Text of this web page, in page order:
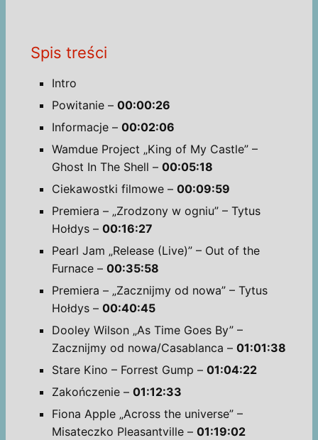
Spis treści
Intro
Powitanie – 00:00:26
Informacje – 00:02:06
Wamdue Project „King of My Castle” –
Ghost In The Shell – 00:05:18
Ciekawostki filmowe – 00:09:59
Premiera – „Zrodzony w ogniu” – Tytus
Hołdys – 00:16:27
Pearl Jam „Release (Live)” – Out of the
Furnace – 00:35:58
Premiera – „Zacznijmy od nowa” – Tytus
Hołdys – 00:40:45
Dooley Wilson „As Time Goes By” –
Zacznijmy od nowa/Casablanca – 01:01:38
Stare Kino – Forrest Gump – 01:04:22
Zakończenie – 01:12:33
Fiona Apple „Across the universe” –
Misateczko Pleasantville – 01:19:02